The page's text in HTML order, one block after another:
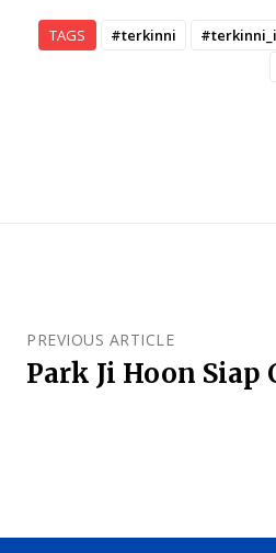
TAGS #terkinni
PREVIOUS ARTICLE
Park Ji Hoon Siap